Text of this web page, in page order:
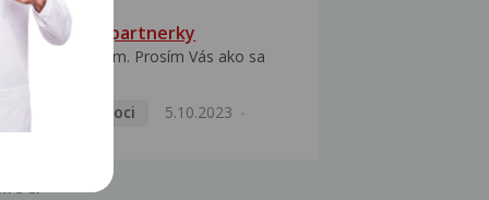
HPV typ 52 u partnerky
Dobrý deň prajem. Prosím Vás ako sa
Pohlavní nemoci
5.10.2023